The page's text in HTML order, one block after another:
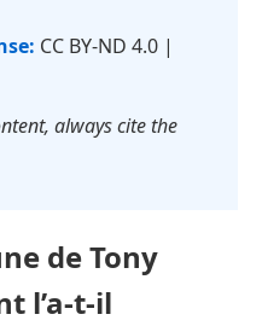
CC BY-ND 4.0 |
always cite the
de Tony
l’a-t-il